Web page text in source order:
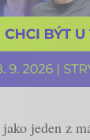
jeden z